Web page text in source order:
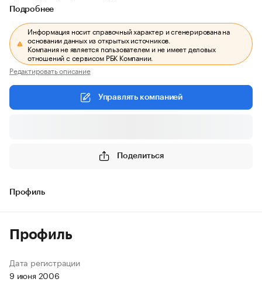
Подробнее
Информация носит справочный характер и сгенерирована на
основании данных из открытых источников.
Компания не является пользователем и не имеет деловых
отношений с сервисом РБК Компании.
Редактировать описание
Управлять компанией
Поделиться
Профиль
Профиль
Дата регистрации
9 июня 2006